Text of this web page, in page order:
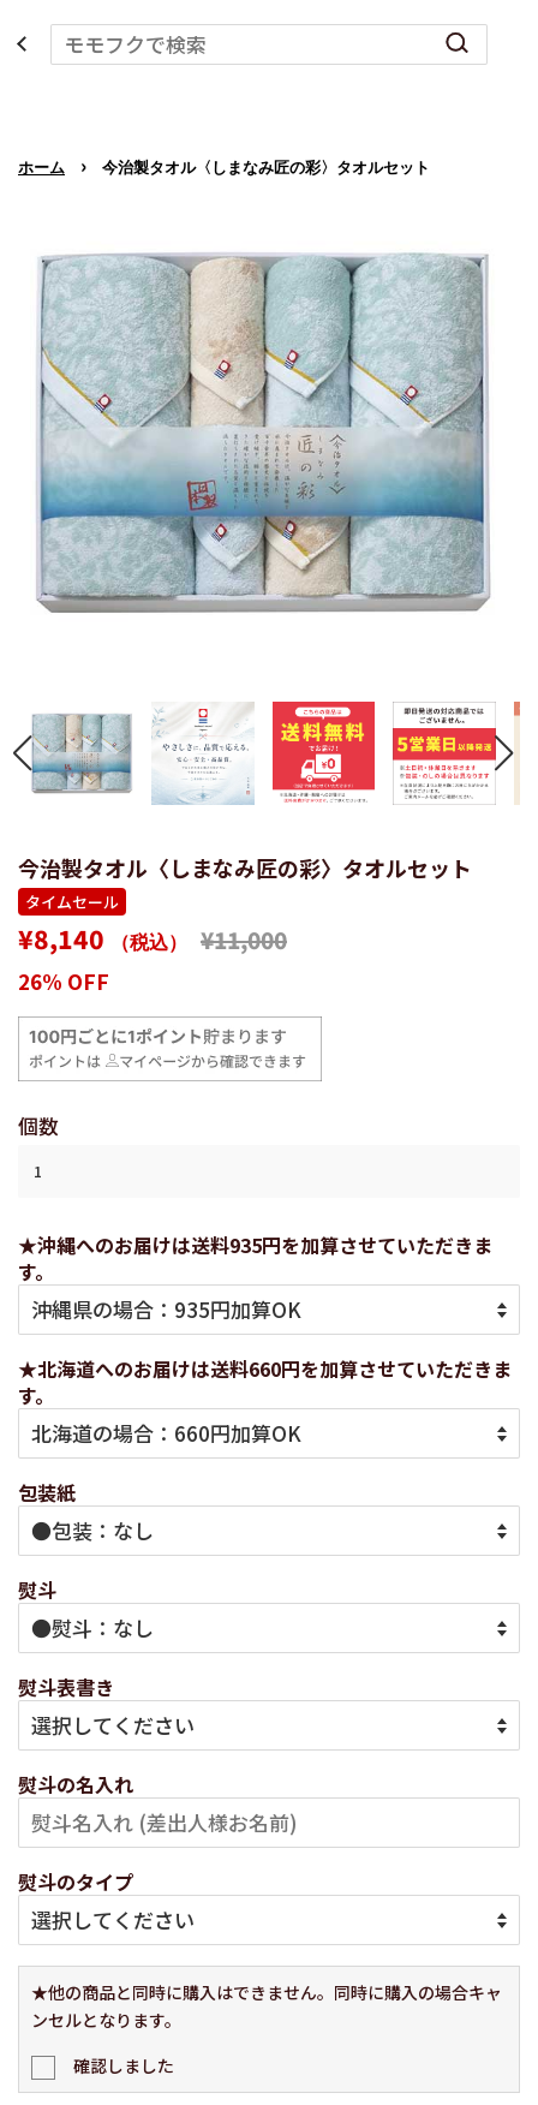
ホーム › 今治製タオル〈しまなみ匠の彩〉タオルセット
今治製タオル〈しまなみ匠の彩〉タオルセット
タイムセール
通
格
¥8,140 （税込）
販
格
¥11,000
26% OFF
個数
★沖縄へのお届けは送料935円を加算させていただきま
す。
★北海道へのお届けは送料660円を加算させていただきま
す。
包装紙
熨斗
熨斗表書き
熨斗の名入れ
熨斗のタイプ
★他の商品と同時に購入はできません。同時に購入の場合キャ
ンセルとなります。
確認しました